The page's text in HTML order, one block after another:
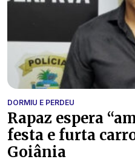
DORMIU E PERDEU
Rapaz espera
festa e furta
Goiânia